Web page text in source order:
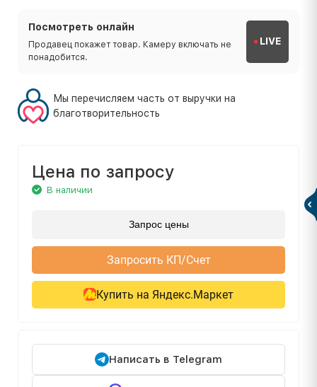
Посмотреть онлайн
Продавец покажет товар. Камеру включать не
понадобится.
LIVE
Мы перечисляем часть от выручки на
благотворительность
Цена по запросу
В наличии
Запрос цены
Запросить КП/Счет
Купить на Яндекс.Маркет
Написать в Telegram